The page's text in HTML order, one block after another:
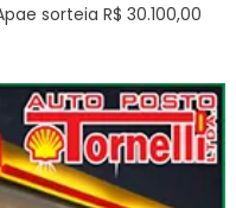
sorteia R$ 30.100,00